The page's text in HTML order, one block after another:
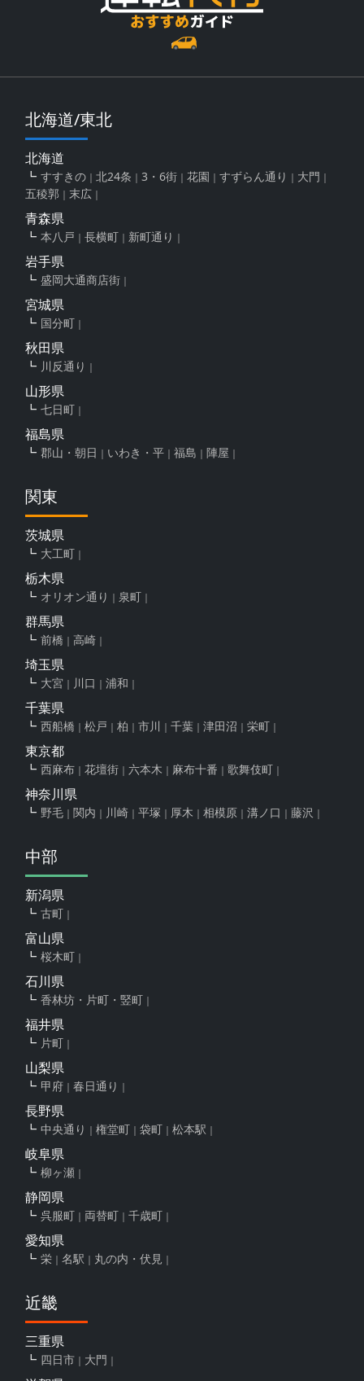
北海道/東北
北海道
すすきの 北24条 3・6街 花園 すずらん通り
大門
五稜郭
末広
青森県
本八戸 長横町 新町通り
岩手県
盛岡大通商店街
宮城県
国分町
秋田県
川反通り
山形県
七日町
福島県
郡山・朝日 いわき・平 福島 陣屋
関東
茨城県
大工町
栃木県
オリオン通り 泉町
群馬県
前橋 高崎
埼玉県
大宮 川口 浦和
千葉県
西船橋 松戸 柏 市川 千葉 津田沼 栄町
東京都
西麻布 花壇街 六本木 麻布十番 歌舞伎町
神奈川県
野毛 関内 川崎 平塚 厚木 相模原 溝ノ口 藤沢
中部
新潟県
古町
富山県
桜木町
石川県
香林坊・片町・竪町
福井県
片町
山梨県
甲府 春日通り
長野県
中央通り 権堂町 袋町 松本駅
岐阜県
柳ヶ瀬
静岡県
呉服町 両替町 千歳町
愛知県
栄 名駅 丸の内・伏見
近畿
三重県
四日市 大門